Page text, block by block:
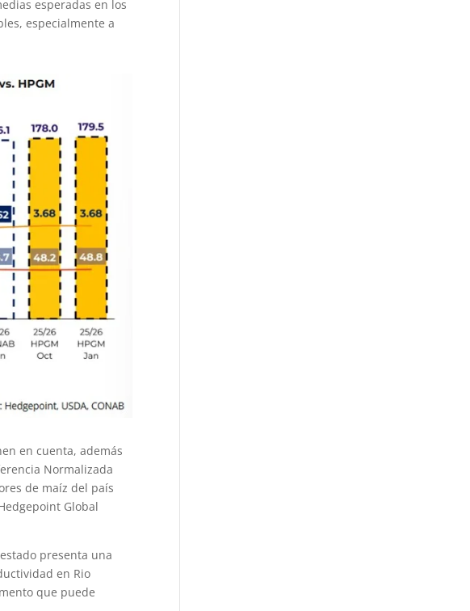
esperadas en los
especialmente a
en cuenta, además
Normalizada
de maíz del país
Global
presenta una
en Rio
que puede